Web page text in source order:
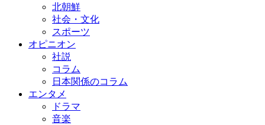
北朝鮮
社会・文化
スポーツ
オピニオン
社説
コラム
日本関係のコラム
エンタメ
ドラマ
音楽